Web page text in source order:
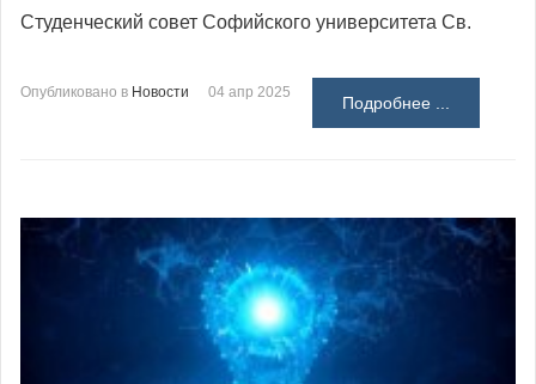
Студенческий совет Софийского университета Св.
Опубликовано в Новости 04 апр 2025
Подробнее ...